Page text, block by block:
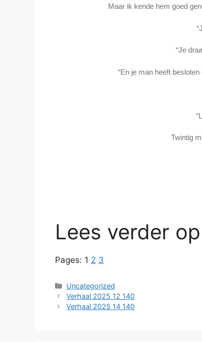
Maar ik kende hem goed
“Je
“En je man heeft
Twintig
Lees verder
Pages: 1 2 3
Categories
Uncategorized
Verhaal 2025 12 140
Verhaal 2025 14 140